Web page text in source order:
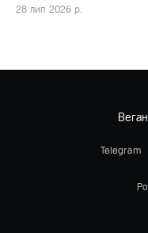
28 лип 2026 р.
Веган
Telegram